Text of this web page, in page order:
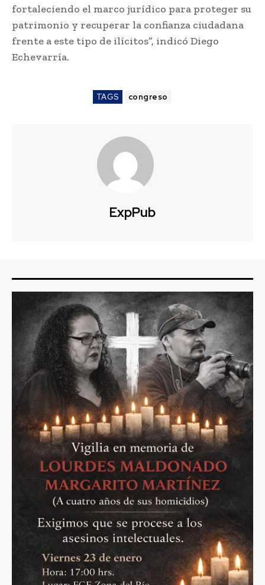
fortaleciendo el marco jurídico para proteger su
patrimonio y recuperar la confianza ciudadana
frente a este tipo de ilícitos”, indicó Diego
Echevarría.
TAGS congreso
ExpPub